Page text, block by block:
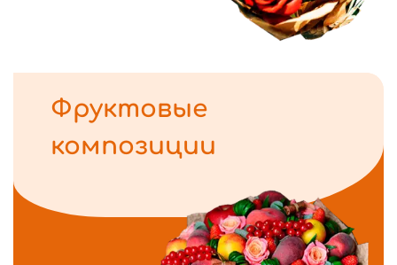
Фруктовые
композиции